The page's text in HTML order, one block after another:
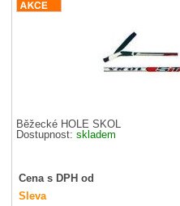
Běžecké HOLE SKOL
Dostupnost:skladem
Cena s DPH od
Sleva